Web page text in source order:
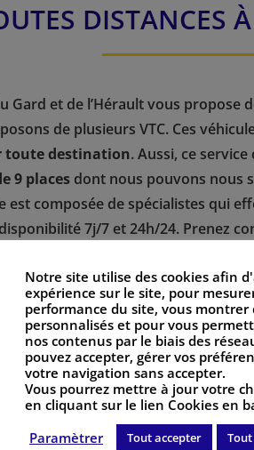
DISTANCES
et de l’Hérault vous propose
de plusieurs VTC. Ces
toute destination. Aussi, ce
9 places dont nous pouvons nous
est composée de spécialistes qui
7j/7 et 24h/24. Prenez
MINIBUS AVEC
Vous
votre
En
Notre site utilise des cookies afin
expérience sur le site, pour
performance du site, vous montrer
personnalisés et pour vous
nos contenus par le biais des
pouvez accepter, gérer vos
votre navigation sans accepter.
Vous pourrez mettre à jour votre
en cliquant sur le lien Cookies en
Paramètrer
Tout accepter